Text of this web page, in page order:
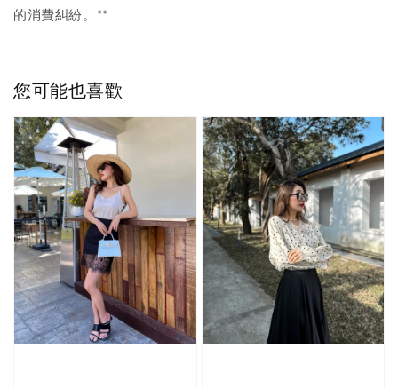
的消費糾紛。**
您可能也喜歡